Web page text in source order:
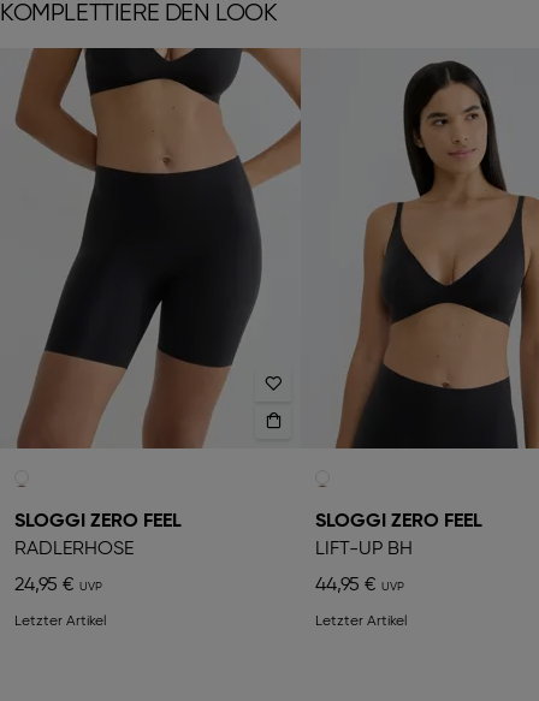
KOMPLETTIERE DEN LOOK
SLOGGI ZERO FEEL
RADLERHOSE
24,95 €
Letzter Artikel
SLOGGI ZERO FEEL
LIFT-UP BH
44,95 €
Letzter Artikel